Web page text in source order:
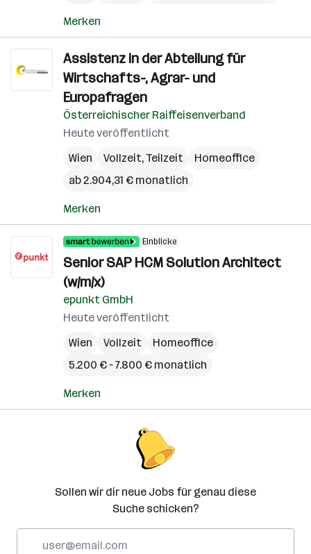
Merken
Assistenz in der Abteilung für
Wirtschafts-, Agrar- und
Europafragen
Österreichischer Raiffeisenverband
Heute veröffentlicht
Wien
Vollzeit, Teilzeit
Homeoffice
ab 2.904,31 € monatlich
Merken
Einblicke
Senior SAP HCM Solution Architect
(w/m/x)
epunkt GmbH
Heute veröffentlicht
Wien
Vollzeit
Homeoffice
5.200 € – 7.800 € monatlich
Merken
Sollen wir dir neue Jobs für genau diese
Suche schicken?